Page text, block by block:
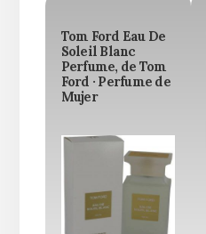
Tom Ford Eau De
Soleil Blanc
Perfume, de Tom
Ford · Perfume de
Mujer